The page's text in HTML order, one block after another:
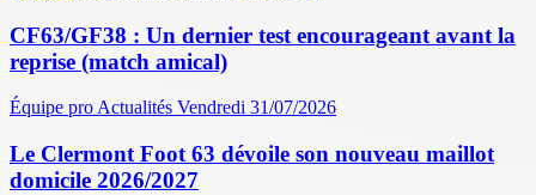
CF63/GF38 : Un dernier test encourageant avant la
reprise (match amical)
Équipe proActualités Vendredi 31/07/2026
Le Clermont Foot 63 dévoile son nouveau maillot
domicile 2026/2027